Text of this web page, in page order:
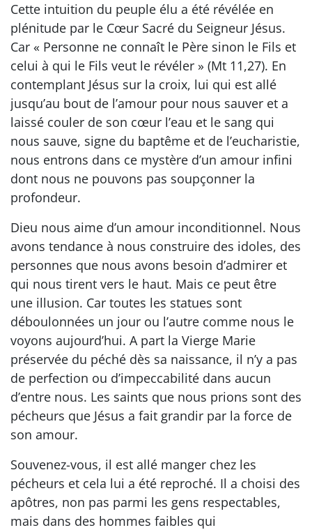
Cette intuition du peuple élu a été révélée en
plénitude par le Cœur Sacré du Seigneur Jésus.
Car « Personne ne connaît le Père sinon le Fils et
celui à qui le Fils veut le révéler » (Mt 11,27). En
contemplant Jésus sur la croix, lui qui est allé
jusqu’au bout de l’amour pour nous sauver et a
laissé couler de son cœur l’eau et le sang qui
nous sauve, signe du baptême et de l’eucharistie,
nous entrons dans ce mystère d’un amour infini
dont nous ne pouvons pas soupçonner la
profondeur.
Dieu nous aime d’un amour inconditionnel. Nous
avons tendance à nous construire des idoles, des
personnes que nous avons besoin d’admirer et
qui nous tirent vers le haut. Mais ce peut être
une illusion. Car toutes les statues sont
déboulonnées un jour ou l’autre comme nous le
voyons aujourd’hui. A part la Vierge Marie
préservée du péché dès sa naissance, il n’y a pas
de perfection ou d’impeccabilité dans aucun
d’entre nous. Les saints que nous prions sont des
pécheurs que Jésus a fait grandir par la force de
son amour.
Souvenez-vous, il est allé manger chez les
pécheurs et cela lui a été reproché. Il a choisi des
apôtres, non pas parmi les gens respectables,
mais dans des hommes faibles qui